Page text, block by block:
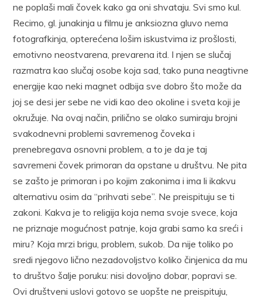
ne poplaši mali čovek kako ga oni shvataju. Svi smo kul.
Recimo, gl. junakinja u filmu je anksiozna gluvo nema
fotografkinja, opterećena lošim iskustvima iz prošlosti,
emotivno neostvarena, prevarena itd. I njen se slučaj
razmatra kao slučaj osobe koja sad, tako puna neagtivne
energije kao neki magnet odbija sve dobro što može da
joj se desi jer sebe ne vidi kao deo okoline i sveta koji je
okružuje. Na ovaj način, prilično se olako sumiraju brojni
svakodnevni problemi savremenog čoveka i
prenebregava osnovni problem, a to je da je taj
savremeni čovek primoran da opstane u društvu. Ne pita
se zašto je primoran i po kojim zakonima i ima li ikakvu
alternativu osim da “prihvati sebe”. Ne preispituju se ti
zakoni. Kakva je to religija koja nema svoje svece, koja
ne priznaje mogućnost patnje, koja grabi samo ka sreći i
miru? Koja mrzi brigu, problem, sukob. Da nije toliko po
sredi njegovo lično nezadovoljstvo koliko činjenica da mu
to društvo šalje poruku: nisi dovoljno dobar, popravi se.
Ovi društveni uslovi gotovo se uopšte ne preispituju,